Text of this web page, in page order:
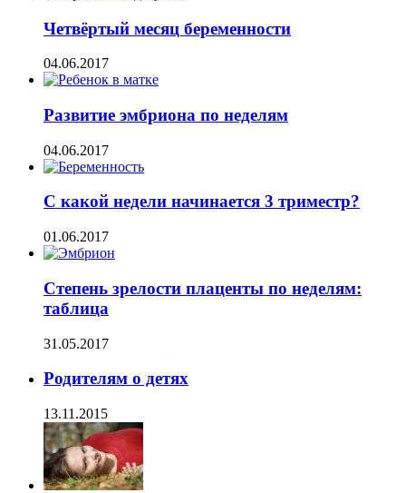
Четвёртый месяц беременности
04.06.2017
Развитие эмбриона по неделям
04.06.2017
С какой недели начинается 3 триместр?
01.06.2017
Степень зрелости плаценты по неделям:
таблица
31.05.2017
Родителям о детях
13.11.2015